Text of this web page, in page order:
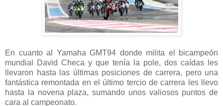
En cuanto al Yamaha GMT94 donde milita el bicampeón
mundial David Checa y que tenía la pole, dos caídas les
llevaron hasta las últimas posiciones de carrera, pero una
fantástica remontada en el último tercio de carrera les llevo
hasta la novena plaza, sumando unos valiosos puntos de
cara al campeonato.